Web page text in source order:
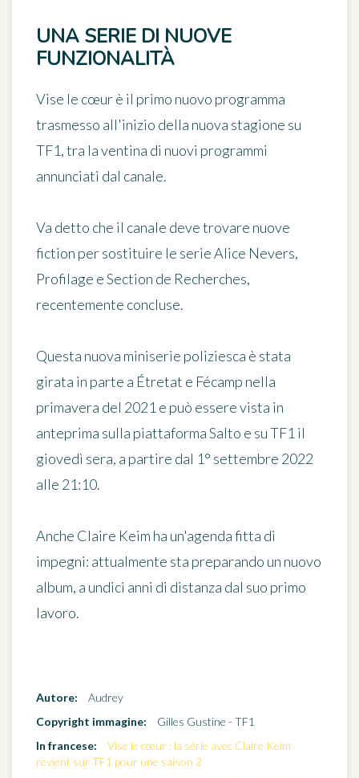
UNA SERIE DI NUOVE
FUNZIONALITÀ
Vise le cœur è il primo nuovo programma
trasmesso all'inizio della nuova stagione su
TF1, tra la ventina di nuovi programmi
annunciati dal canale.
Va detto che il canale deve trovare nuove
fiction per sostituire le serie Alice Nevers,
Profilage e Section de Recherches,
recentemente concluse.
Questa nuova miniserie poliziesca è stata
girata in parte a Étretat e Fécamp nella
primavera del 2021 e può essere vista in
anteprima sulla piattaforma Salto e su TF1 il
giovedì sera, a partire dal 1° settembre 2022
alle 21:10.
Anche Claire Keim ha un'agenda fitta di
impegni: attualmente sta preparando un nuovo
album, a undici anni di distanza dal suo primo
lavoro.
Autore:
Audrey
Copyright immagine:
Gilles Gustine - TF1
In francese:
Vise le cœur : la série avec Claire Keim
revient sur TF1 pour une saison 2